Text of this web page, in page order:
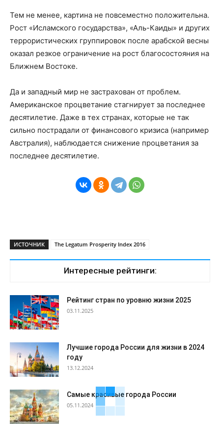
Тем не менее, картина не повсеместно положительна.
Рост «Исламского государства», «Аль-Каиды» и других
террористических группировок после арабской весны
оказал резкое ограничение на рост благосостояния на
Ближнем Востоке.
Да и западный мир не застрахован от проблем.
Американское процветание стагнирует за последнее
десятилетие. Даже в тех странах, которые не так
сильно пострадали от финансового кризиса (например
Австралия), наблюдается снижение процветания за
последнее десятилетие.
ИСТОЧНИК The Legatum Prosperity Index 2016
Интересные рейтинги:
Рейтинг стран по уровню жизни 2025
03.11.2025
Лучшие города России для жизни в 2024
году
13.12.2024
Самые красивые города России
05.11.2024